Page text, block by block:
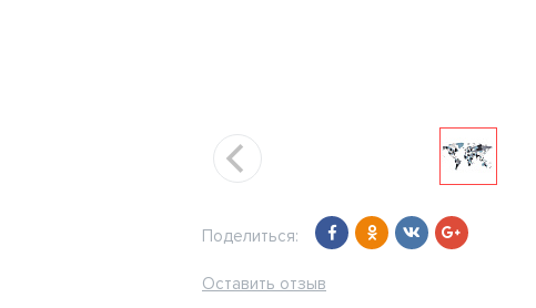
Поделиться:
Оставить отзыв